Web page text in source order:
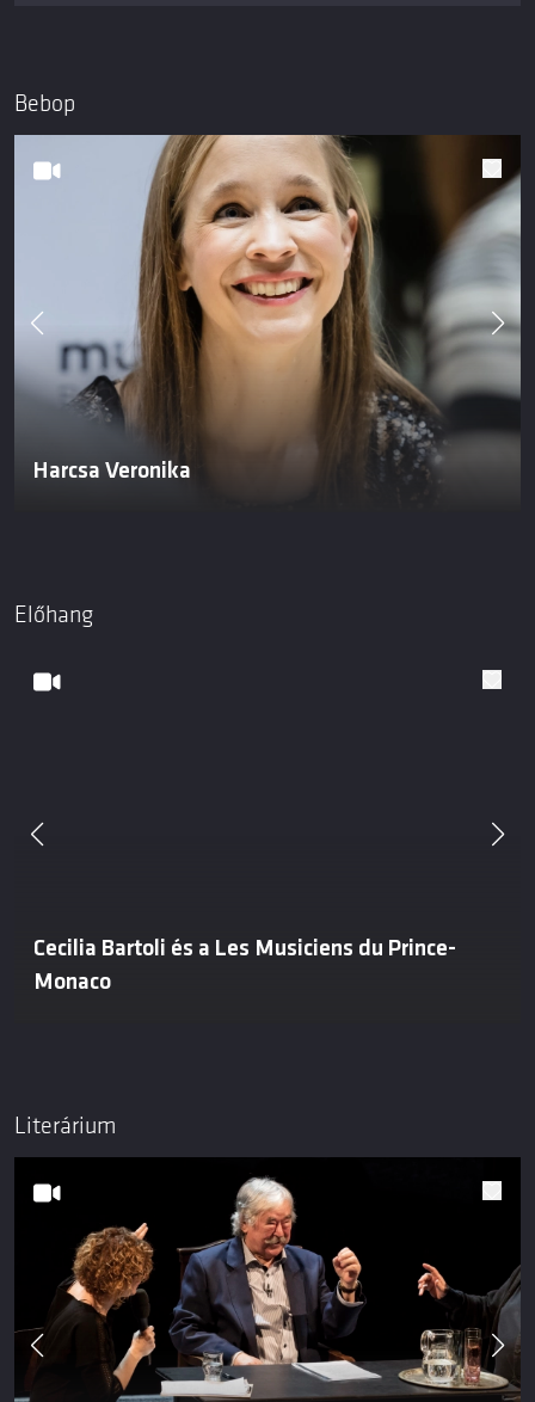
Bebop
Harcsa Veronika
Előhang
Cecilia Bartoli és a Les Musiciens du Prince-
Monaco
Literárium